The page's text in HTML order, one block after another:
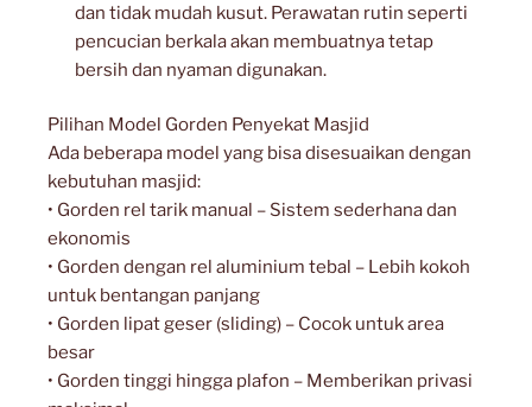
dan tidak mudah kusut. Perawatan rutin seperti
pencucian berkala akan membuatnya tetap
bersih dan nyaman digunakan.
Pilihan Model Gorden Penyekat Masjid
Ada beberapa model yang bisa disesuaikan dengan
kebutuhan masjid:
• Gorden rel tarik manual – Sistem sederhana dan
ekonomis
• Gorden dengan rel aluminium tebal – Lebih kokoh
untuk bentangan panjang
• Gorden lipat geser (sliding) – Cocok untuk area
besar
• Gorden tinggi hingga plafon – Memberikan privasi